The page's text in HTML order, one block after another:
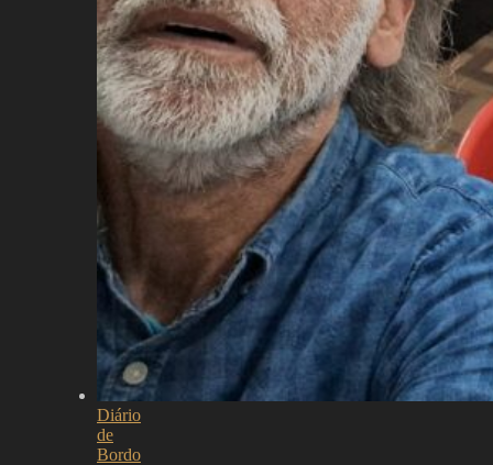
Diário
de
Bordo